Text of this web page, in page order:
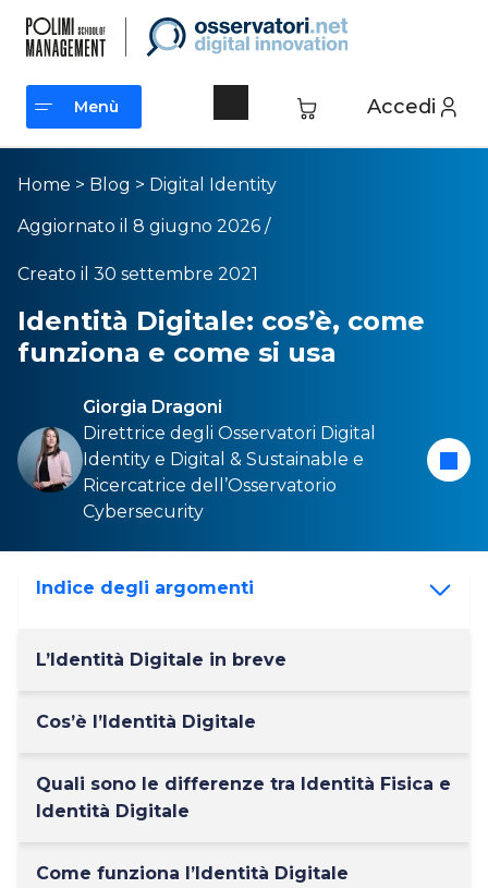
Accedi
Menù
Menù
Home > Blog > Digital Identity
Aggiornato il 8 giugno 2026 /
Creato il 30 settembre 2021
Identità Digitale: cos’è, come
funziona e come si usa
Giorgia Dragoni
Direttrice degli Osservatori Digital
Identity e Digital & Sustainable e
Ricercatrice dell’Osservatorio
Cybersecurity
Indice degli argomenti
L’Identità Digitale in breve
Cos’è l’Identità Digitale
Quali sono le differenze tra Identità Fisica e
Identità Digitale
Come funziona l’Identità Digitale